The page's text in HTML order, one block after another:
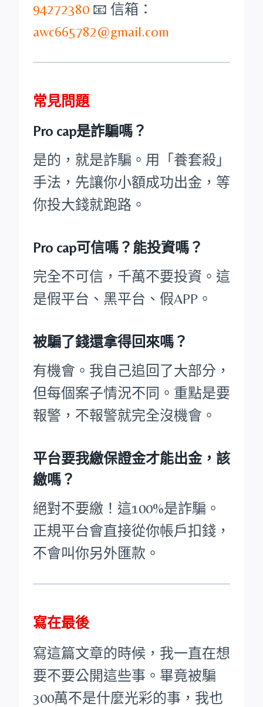
94272380 📧 信箱：
awc665782@gmail.com
常見問題
Pro cap是詐騙嗎？
是的，就是詐騙。用「養套殺」
手法，先讓你小額成功出金，等
你投大錢就跑路。
Pro cap可信嗎？能投資嗎？
完全不可信，千萬不要投資。這
是假平台、黑平台、假APP。
被騙了錢還拿得回來嗎？
有機會。我自己追回了大部分，
但每個案子情況不同。重點是要
報警，不報警就完全沒機會。
平台要我繳保證金才能出金，該
繳嗎？
絕對不要繳！這100%是詐騙。
正規平台會直接從你帳戶扣錢，
不會叫你另外匯款。
寫在最後
寫這篇文章的時候，我一直在想
要不要公開這些事。畢竟被騙
300萬不是什麼光彩的事，我也